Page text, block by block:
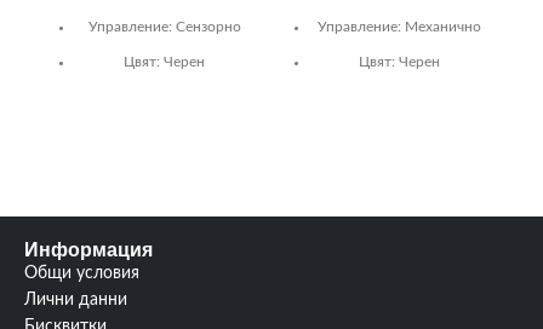
Управление: Сензорно
Цвят: Черен
Управление: Механично
Цвят: Черен
Информация
Общи условия
Лични данни